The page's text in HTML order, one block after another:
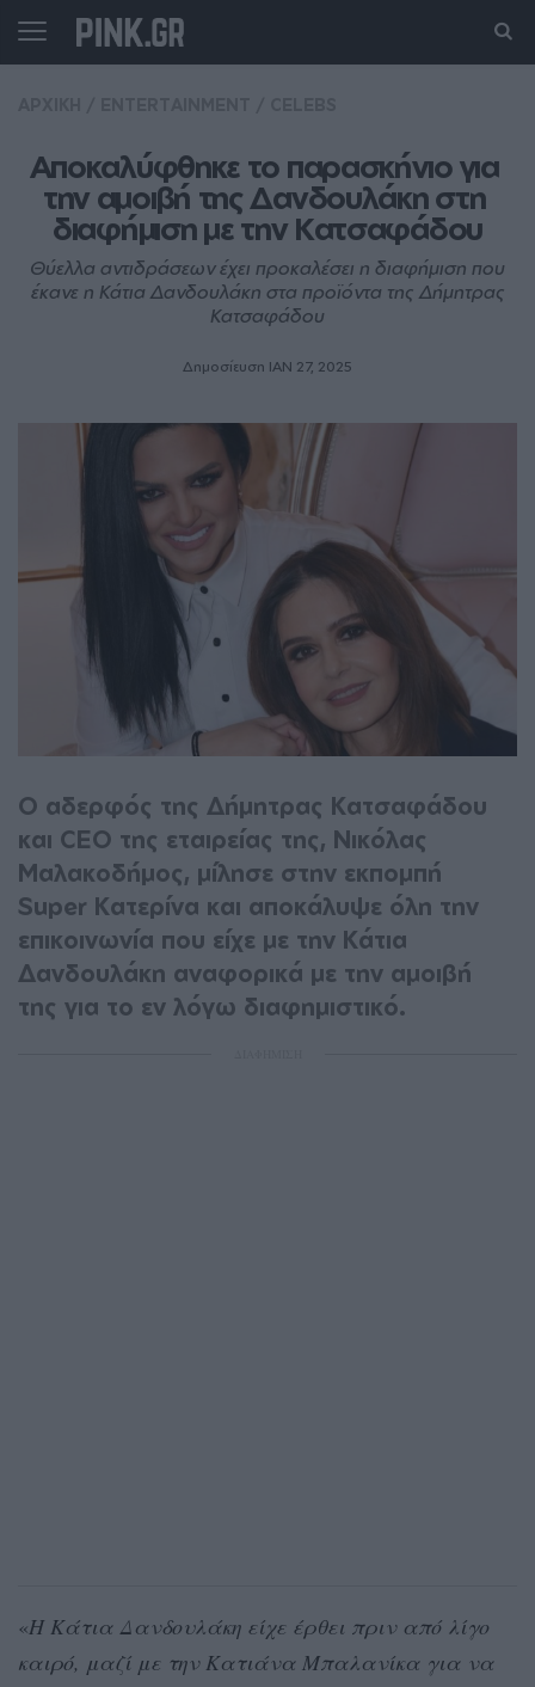
Αποκαλύφθηκε το παρασκήνιο για
την αμοιβή της Δανδουλάκη στη
διαφήμιση με την Κατσαφάδου
Θύελλα αντιδράσεων έχει προκαλέσει η διαφήμιση που
έκανε η Κάτια Δανδουλάκη στα προϊόντα της Δήμητρας
Κατσαφάδου
Δημοσίευση ΙΑΝ 27, 2025
Ο αδερφός της Δήμητρας Κατσαφάδου
και CEO της εταιρείας της, Νικόλας
Μαλακοδήμος, μίλησε στην εκπομπή
Super Κατερίνα και αποκάλυψε όλη την
επικοινωνία που είχε με την Κάτια
Δανδουλάκη αναφορικά με την αμοιβή
της για το εν λόγω διαφημιστικό.
«Η Κάτια Δανδουλάκη είχε έρθει πριν από λίγο
καιρό, μαζί με την Κατιάνα Μπαλανίκα για να